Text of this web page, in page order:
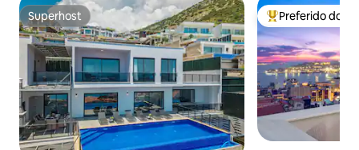
Superhost
Superhost Entre os
Preferido dos